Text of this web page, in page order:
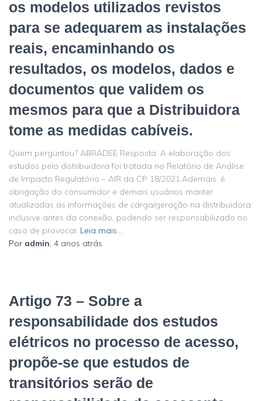
os modelos utilizados revistos
para se adequarem as instalações
reais, encaminhando os
resultados, os modelos, dados e
documentos que validem os
mesmos para que a Distribuidora
tome as medidas cabíveis.
Quem perguntou? ABRADEE Resposta: A elaboração dos
estudos pela distribuidora foi tratada no Relatório de Análise
de Impacto Regulatório – AIR da CP 18/2021.Ademais, é
obrigação do consumidor e demais usuários manter
atualizadas as informações de carga/geração na distribuidora,
inclusive antes da conexão, podendo ser responsabilizado no
caso de provocar Leia mais…
Por admin, 4 anos atrás
Artigo 73 – Sobre a
responsabilidade dos estudos
elétricos no processo de acesso,
propõe-se que estudos de
transitórios serão de